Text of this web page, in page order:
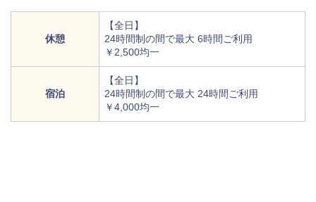
休憩
【全日】
24時間制の間で最大 6時間ご利用
￥2,500均一
宿泊
【全日】
24時間制の間で最大 24時間ご利用
￥4,000均一